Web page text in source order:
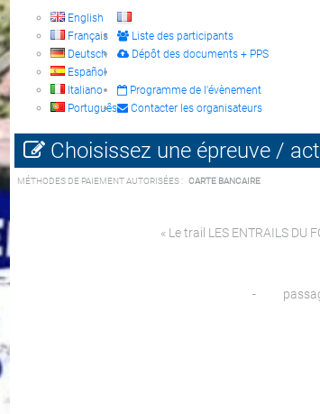
English
Français
Deutsch
Español
Italiano
Português
Liste des participants
Dépôt des documents + PPS
Programme de l'évènement
Contacter les organisateurs
Choisissez une épreuve /
MÉTHODES DE PAIEMENT AUTORISÉES : CARTE BANCAIRE
« Le trail LES ENTRAILS DU
- passage